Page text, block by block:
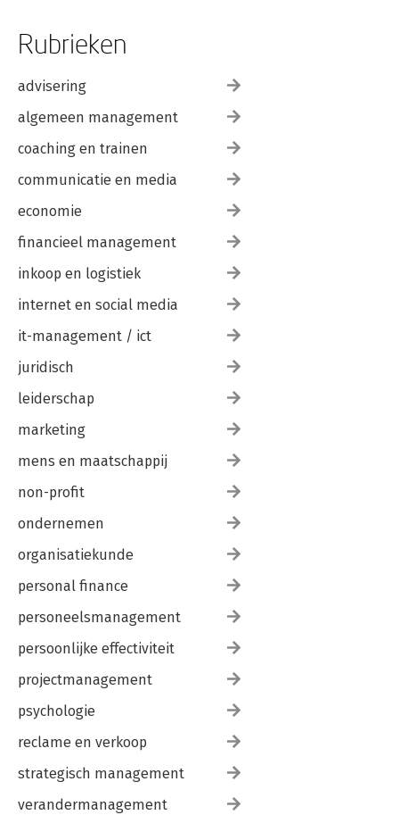
Rubrieken
advisering
algemeen management
coaching en trainen
communicatie en media
economie
financieel management
inkoop en logistiek
internet en social media
it-management / ict
juridisch
leiderschap
marketing
mens en maatschappij
non-profit
ondernemen
organisatiekunde
personal finance
personeelsmanagement
persoonlijke effectiviteit
projectmanagement
psychologie
reclame en verkoop
strategisch management
verandermanagement